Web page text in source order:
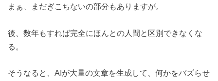
まぁ、まだぎこちないの部分もありますが。
後、数年もすれば完全にほんとの人間と区別できなくな
る。
そうなると、AIが大量の文章を生成して、何かをバズらせ